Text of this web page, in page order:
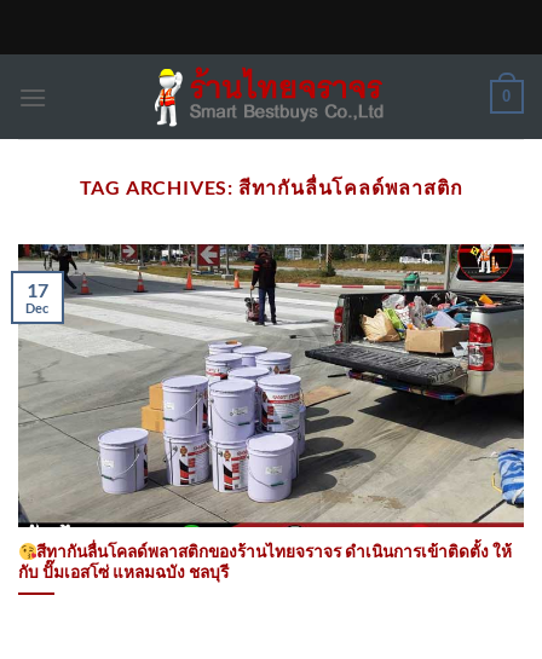
0
TAG ARCHIVES: สีทากันลื่นโคลด์พลาสติก
สีทากันลื่นโคลด์พลาสติกของร้านไทยจราจร ดำเนินการเข้าติดตั้ง​ ให้
กับ ปั๊มเอสโซ่ แหลมฉบัง ชลบุรี
17
Dec